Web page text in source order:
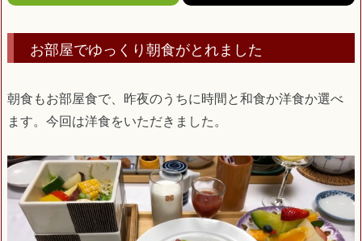
お部屋でゆっくり朝食がとれました
朝食もお部屋食で、昨夜のうちに時間と和食か洋食か選べ
ます。今回は洋食をいただきました。